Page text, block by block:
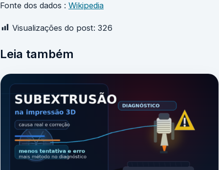
Fonte dos dados : Wikipedia
Visualizações do post: 326
Leia também